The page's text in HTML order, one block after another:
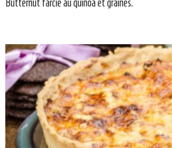
Butternut farcie au quinoa et graines.